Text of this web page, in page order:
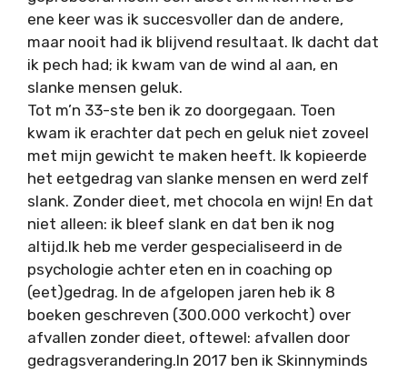
ene keer was ik succesvoller dan de andere,
maar nooit had ik blijvend resultaat. Ik dacht dat
ik pech had; ik kwam van de wind al aan, en
slanke mensen geluk.
Tot m’n 33-ste ben ik zo doorgegaan. Toen
kwam ik erachter dat pech en geluk niet zoveel
met mijn gewicht te maken heeft. Ik kopieerde
het eetgedrag van slanke mensen en werd zelf
slank. Zonder dieet, met chocola en wijn! En dat
niet alleen: ik bleef slank en dat ben ik nog
altijd.Ik heb me verder gespecialiseerd in de
psychologie achter eten en in coaching op
(eet)gedrag. In de afgelopen jaren heb ik 8
boeken geschreven (300.000 verkocht) over
afvallen zonder dieet, oftewel: afvallen door
gedragsverandering.In 2017 ben ik Skinnyminds